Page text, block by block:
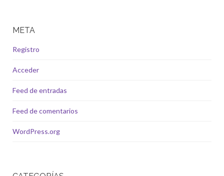
META
Registro
Acceder
Feed de entradas
Feed de comentarios
WordPress.org